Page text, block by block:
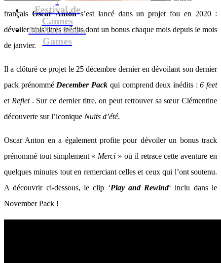
Festival de
Cannes
MaXoE Show
Games
français Oscar Antons’est lancé dans un projet fou en 2020 :
dévoiler trois titres inédits dont un bonus chaque mois depuis le mois
de janvier.
Il a clôturé ce projet le 25 décembre dernier en dévoilant son dernier
pack prénommé December Pack qui comprend deux inédits :6 feet
et Reflet. Sur ce dernier titre, on peut retrouver sa sœur Clémentine
découverte sur l’iconique Nuits d’été.
Oscar Anton en a également profite pour dévoiler un bonus track
prénommé tout simplement « Merci » où il retrace cette aventure en
quelques minutes tout en remerciant celles et ceux qui l’ont soutenu.
A découvrir ci-dessous, le clip ‘Play and Rewind‘ inclu dans le
November Pack !